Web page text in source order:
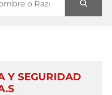
Y SEGURIDAD